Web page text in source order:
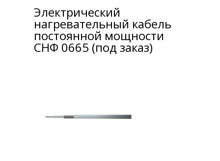
Электрический
нагревательный кабель
постоянной мощности
СНФ 0665 (под заказ)